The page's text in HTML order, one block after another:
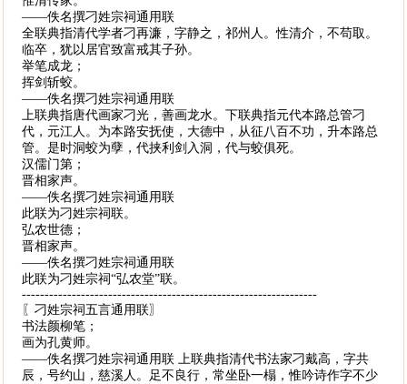
——佚名撰刁姓宗祠通用联
全联典指清代学者刁再濂，字静之，祁州人。性清介，不苟取。
临卒，犹以居官致富戒其子孙。
举笔成龙；
挥剑斩蛟。
——佚名撰刁姓宗祠通用联
上联典指唐代画家刁光，善画龙水。下联典指元代本路总管刁
代，元江人。为本路安抚使，大德中，从征八百不功，升本路总
管。是时洞蛟为孽，代挟利剑入洞，代与蛟俱死。
汉儒门第；
晋相家声。
——佚名撰刁姓宗祠通用联
此联为刁姓宗祠联。
弘农世德；
晋相家声。
——佚名撰刁姓宗祠通用联
此联为刁姓宗祠“弘农堂”联。
-----------------------------------------------------------------
〖刁姓宗祠五言通用联〗
书法颜柳笔；
画为孔黄师。
——佚名撰刁姓宗祠通用联 上联典指清代书法家刁戴高，字共
辰，号约山，慈溪人。足不良行，常坐卧一榻，惟吟诗作字不少